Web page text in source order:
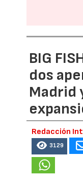
BIG
dos
Madrid
Redacción
3129